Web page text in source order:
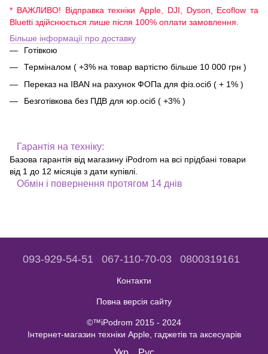
* ВАЖЛИВО! Відправка техніки Apple, DJI, Dyson, Ecoflow та
Bluetti здійснюється лише після 100% оплати замовлення.
Більше інформації про доставку
Готівкою
Терміналом ( +3% на товар вартістю більше 10 000 грн )
Переказ на IBAN на рахунок ФОПа для фіз.осіб ( + 1% )
Безготівкова без ПДВ для юр.осіб ( +3% )
Гарантія на техніку:
Базова гарантія від магазину iPodrom на всі прідбані товари
від 1 до 12 місяців з дати купівлі.
Обмін і повернення протягом 14 днів
093-929-54-51 067-110-70-03 0800319161
Контакти
Повна версія сайту
©™iPodrom 2015 - 2024
Інтернет-магазин техніки Apple, гаджетів та аксесуарів